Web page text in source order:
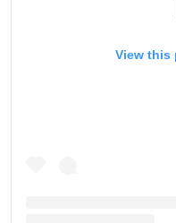
View this